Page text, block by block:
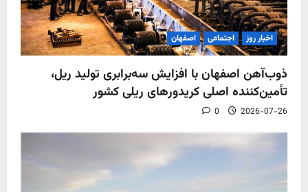
اخبار روز اجتماعی اصفهان
ذوب‌آهن اصفهان با افزایش سه‌برابری تولید ریل،
تأمین‌کننده اصلی کریدورهای ریلی کشور
2026-07-26
0